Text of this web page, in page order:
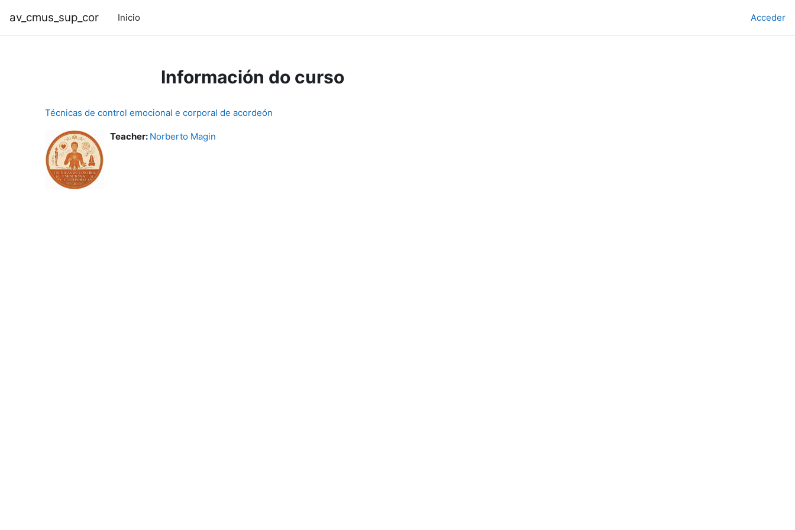
av_cmus_sup_cor Inicio Acceder
Información do curso
Técnicas de control emocional e corporal de acordeón
Teacher: Norberto Magin